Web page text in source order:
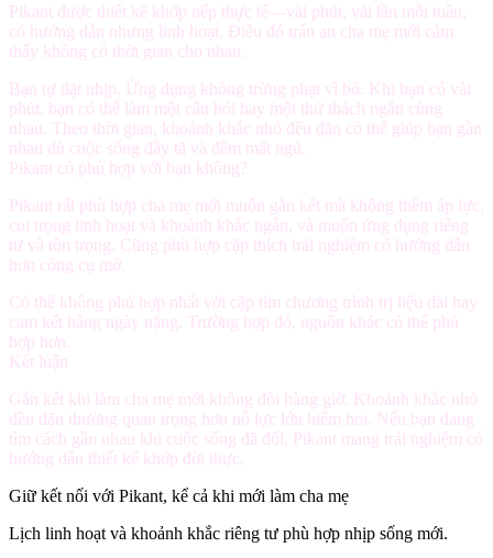
Pikant được thiết kế khớp nếp thực tế—vài phút, vài lần mỗi tuần,
có hướng dẫn nhưng linh hoạt. Điều đó trấn an cha mẹ mới cảm
thấy không có thời gian cho nhau.
Bạn tự đặt nhịp. Ứng dụng không trừng phạt vì bỏ. Khi bạn có vài
phút, bạn có thể làm một câu hỏi hay một thử thách ngắn cùng
nhau. Theo thời gian, khoảnh khắc nhỏ đều đặn có thể giúp bạn gần
nhau dù cuộc sống đầy tã và đêm mất ngủ.
Pikant có phù hợp với bạn không?
Pikant rất phù hợp cha mẹ mới muốn gắn kết mà không thêm áp lực,
coi trọng linh hoạt và khoảnh khắc ngắn, và muốn ứng dụng riêng
tư và tôn trọng. Cũng phù hợp cặp thích trải nghiệm có hướng dẫn
hơn công cụ mở.
Có thể không phù hợp nhất với cặp tìm chương trình trị liệu dài hay
cam kết hằng ngày nặng. Trường hợp đó, nguồn khác có thể phù
hợp hơn.
Kết luận
Gắn kết khi làm cha mẹ mới không đòi hàng giờ. Khoảnh khắc nhỏ
đều đặn thường quan trọng hơn nỗ lực lớn hiếm hoi. Nếu bạn đang
tìm cách gần nhau khi cuộc sống đã đổi, Pikant mang trải nghiệm có
hướng dẫn thiết kế khớp đời thực.
Giữ kết nối với Pikant, kể cả khi mới làm cha mẹ
Lịch linh hoạt và khoảnh khắc riêng tư phù hợp nhịp sống mới.